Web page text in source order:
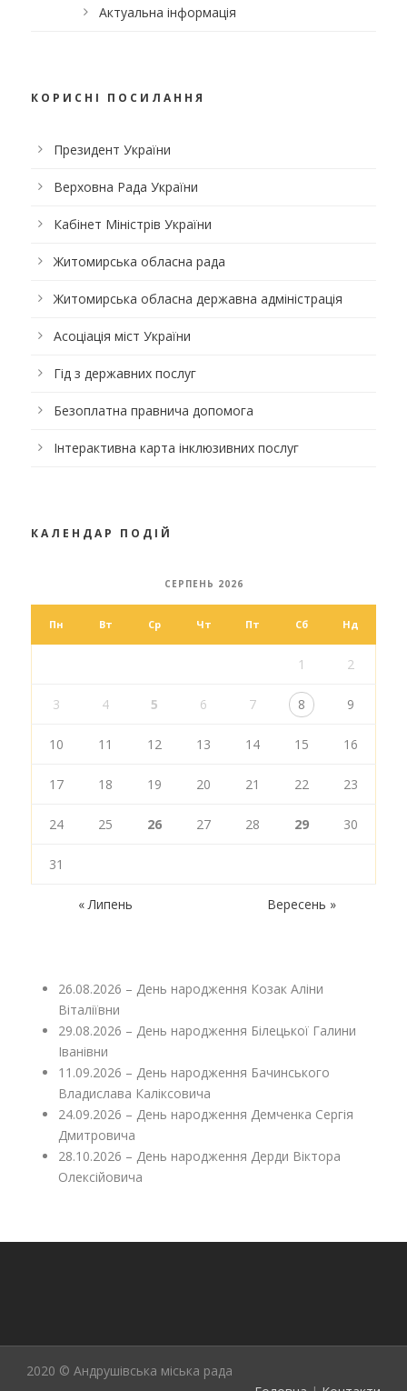
Актуальна інформація
КОРИСНІ ПОСИЛАННЯ
Президент України
Верховна Рада України
Кабінет Міністрів України
Житомирська обласна рада
Житомирська обласна державна адміністрація
Асоціація міст України
Гід з державних послуг
Безоплатна правнича допомога
Інтерактивна карта інклюзивних послуг
КАЛЕНДАР ПОДІЙ
СЕРПЕНЬ 2026
Пн Вт Ср Чт Пт Сб Нд
1 2
3 4 5 6 7 8 9
10 11 12 13 14 15 16
17 18 19 20 21 22 23
24 25 26 27 28 29 30
31
« Липень Вересень »
26.08.2026 – День народження Козак Аліни
Віталіївни
29.08.2026 – День народження Білецької Галини
Іванівни
11.09.2026 – День народження Бачинського
Владислава Каліксовича
24.09.2026 – День народження Демченка Сергія
Дмитровича
28.10.2026 – День народження Дерди Віктора
Олексійовича
2020 © Андрушівська міська рада